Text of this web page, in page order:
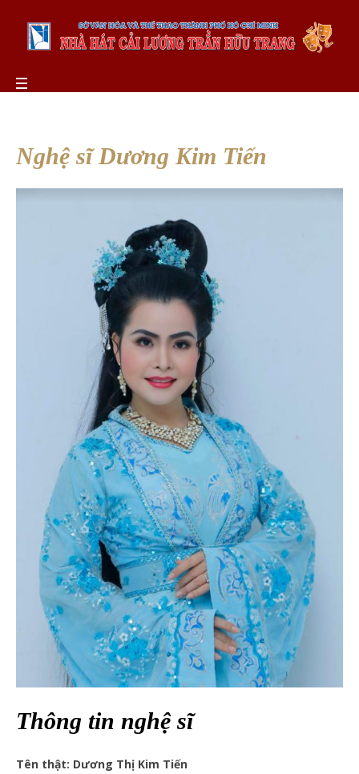
Nghệ sĩ Dương Kim Tiến
Thông tin nghệ sĩ
Tên thật: Dương Thị Kim Tiến